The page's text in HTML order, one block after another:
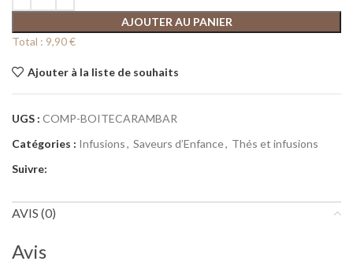
AJOUTER AU PANIER
Total : 9,90 €
Ajouter à la liste de souhaits
UGS : COMP-BOITECARAMBAR
Catégories : Infusions, Saveurs d’Enfance, Thés et infusions
Suivre:
AVIS (0)
Avis